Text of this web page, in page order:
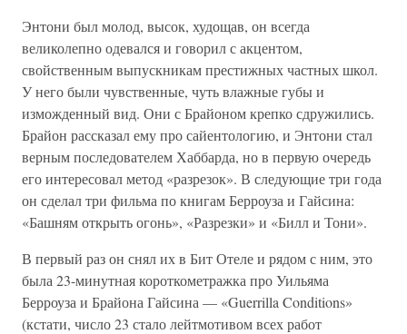
Энтони был молод, высок, худощав, он всегда
великолепно одевался и говорил с акцентом,
свойственным выпускникам престижных частных школ.
У него были чувственные, чуть влажные губы и
изможденный вид. Они с Брайоном крепко сдружились.
Брайон рассказал ему про сайентологию, и Энтони стал
верным последователем Хаббарда, но в первую очередь
его интересовал метод «разрезок». В следующие три года
он сделал три фильма по книгам Берроуза и Гайсина:
«Башням открыть огонь», «Разрезки» и «Билл и Тони».
В первый раз он снял их в Бит Отеле и рядом с ним, это
была 23-минутная короткометражка про Уильяма
Берроуза и Брайона Гайсина — «Guerrilla Conditions»
(кстати, число 23 стало лейтмотивом всех работ